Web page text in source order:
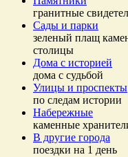
гранитные
Сады и парки
зеленый плащ
столицы
Дома с историей
дома с судьбой
Улицы и проспекты
по следам истории
Набережные
каменные
В другие города
поездки на 1 день